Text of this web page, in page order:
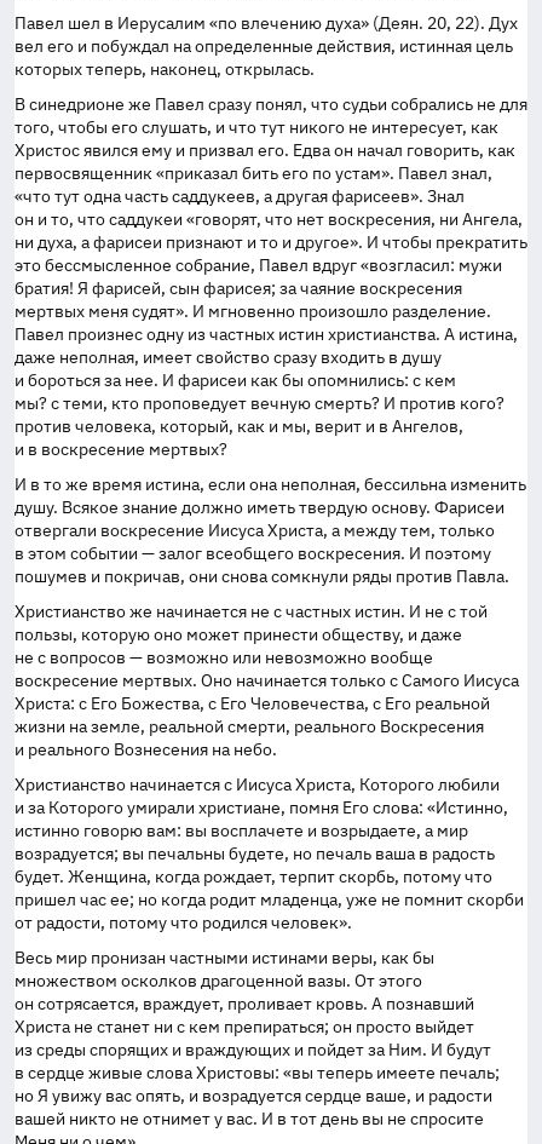
Павел шел в Иерусалим «по влечению духа» (Деян. 20, 22). Дух
вел его и побуждал на определенные действия, истинная цель
которых теперь, наконец, открылась.
В синедрионе же Павел сразу понял, что судьи собрались не для
того, чтобы его слушать, и что тут никого не интересует, как
Христос явился ему и призвал его. Едва он начал говорить, как
первосвященник «приказал бить его по устам». Павел знал,
«что тут одна часть саддукеев, а другая фарисеев». Знал
он и то, что саддукеи «говорят, что нет воскресения, ни Ангела,
ни духа, а фарисеи признают и то и другое». И чтобы прекратить
это бессмысленное собрание, Павел вдруг «возгласил: мужи
братия! Я фарисей, сын фарисея; за чаяние воскресения
мертвых меня судят». И мгновенно произошло разделение.
Павел произнес одну из частных истин христианства. А истина,
даже неполная, имеет свойство сразу входить в душу
и бороться за нее. И фарисеи как бы опомнились: с кем
мы? с теми, кто проповедует вечную смерть? И против кого?
против человека, который, как и мы, верит и в Ангелов,
и в воскресение мертвых?
И в то же время истина, если она неполная, бессильна изменить
душу. Всякое знание должно иметь твердую основу. Фарисеи
отвергали воскресение Иисуса Христа, а между тем, только
в этом событии — залог всеобщего воскресения. И поэтому
пошумев и покричав, они снова сомкнули ряды против Павла.
Христианство же начинается не с частных истин. И не с той
пользы, которую оно может принести обществу, и даже
не с вопросов — возможно или невозможно вообще
воскресение мертвых. Оно начинается только с Самого Иисуса
Христа: с Его Божества, с Его Человечества, с Его реальной
жизни на земле, реальной смерти, реального Воскресения
и реального Вознесения на небо.
Христианство начинается с Иисуса Христа, Которого любили
и за Которого умирали христиане, помня Его слова: «Истинно,
истинно говорю вам: вы восплачете и возрыдаете, а мир
возрадуется; вы печальны будете, но печаль ваша в радость
будет. Женщина, когда рождает, терпит скорбь, потому что
пришел час ее; но когда родит младенца, уже не помнит скорби
от радости, потому что родился человек».
Весь мир пронизан частными истинами веры, как бы
множеством осколков драгоценной вазы. От этого
он сотрясается, враждует, проливает кровь. А познавший
Христа не станет ни с кем препираться; он просто выйдет
из среды спорящих и враждующих и пойдет за Ним. И будут
в сердце живые слова Христовы: «вы теперь имеете печаль;
но Я увижу вас опять, и возрадуется сердце ваше, и радости
вашей никто не отнимет у вас. И в тот день вы не спросите